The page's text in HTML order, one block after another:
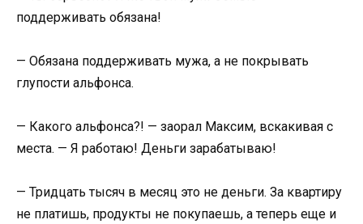
поддерживать обязана!
— Обязана поддерживать мужа, а не покрывать
глупости альфонса.
— Какого альфонса?! — заорал Максим, вскакивая с
места. — Я работаю! Деньги зарабатываю!
— Тридцать тысяч в месяц это не деньги. За квартиру
не платишь, продукты не покупаешь, а теперь еще и